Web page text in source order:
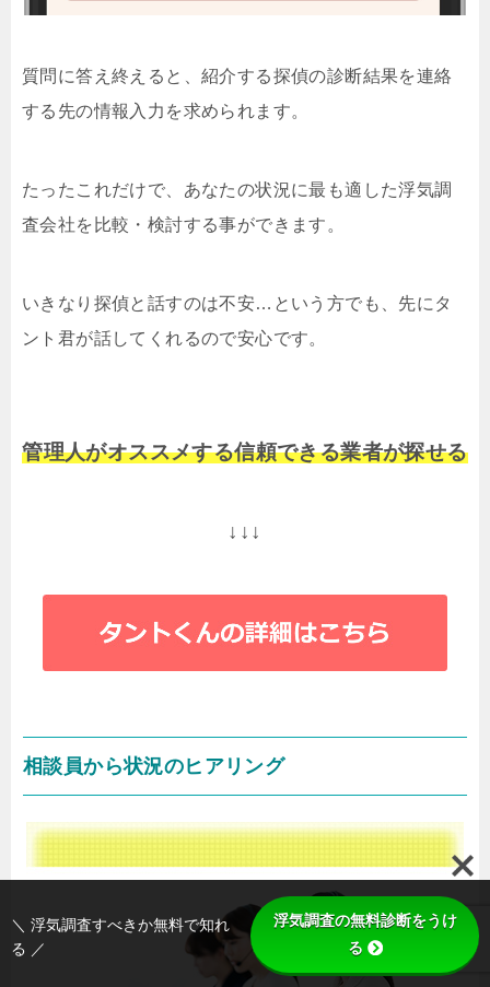
質問に答え終えると、紹介する探偵の診断結果を連絡
する先の情報入力を求められます。
たったこれだけで、あなたの状況に最も適した浮気調
査会社を比較・検討する事ができます。
いきなり探偵と話すのは不安…という方でも、先にタ
ント君が話してくれるので安心です。
管理人がオススメする信頼できる業者が探せる
↓↓↓
相談員から状況のヒアリング
＼ 浮気調査すべきか無料で知れ
る ／
浮気調査の無料診断をうけ
る